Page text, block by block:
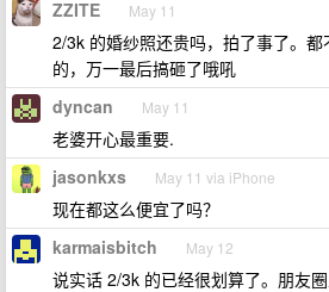
ZZITE May 11
2/3k 的婚纱照还贵吗，拍了事了。
的，万一最后搞砸了哦吼
dyncan May 11
老婆开心最重要.
jasonkxs May 11 via iPhone
现在都这么便宜了吗？
karmaisbitch May 12
说实话 2/3k 的已经很划算了。朋友